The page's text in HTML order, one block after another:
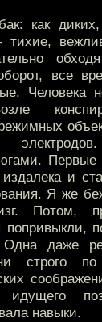
как
все
Человека
и
Я же
Потом,
даже
строго
идущего
навыки.